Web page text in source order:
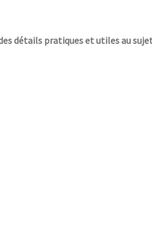
détails pratiques et utiles au